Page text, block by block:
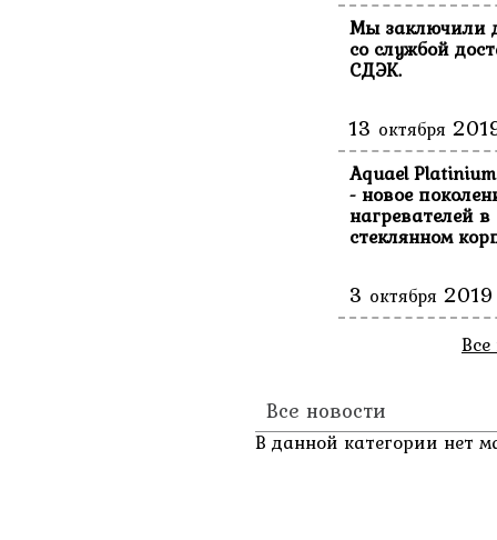
Мы заключили
со службой
СДЭК.
13 октября
Aquael
- новое
нагревателей в
стеклянном
3 октября 2019
Все новости
В данной категории нет